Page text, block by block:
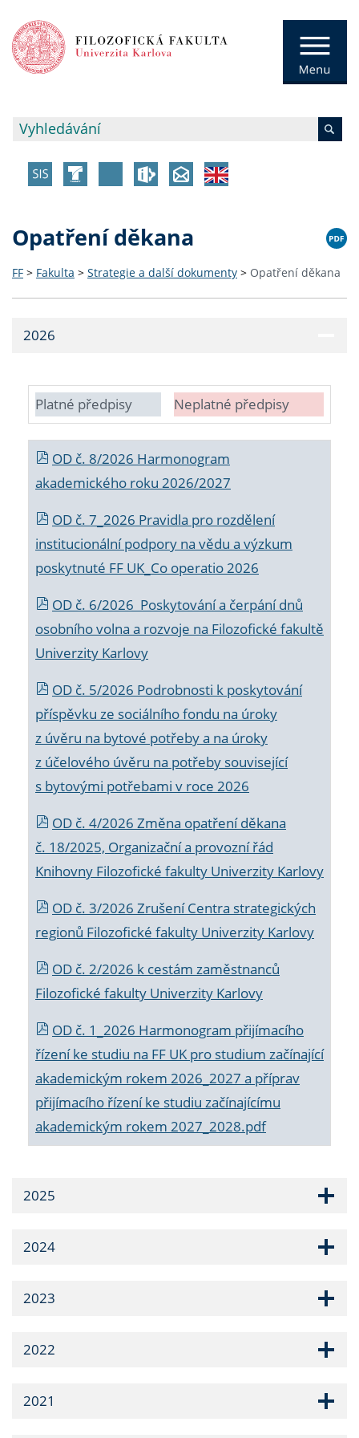
Opatření děkana
FF > Fakulta > Strategie a další dokumenty > Opatření děkana
2026
Platné předpisy Neplatné předpisy
OD č. 8/2026 Harmonogram
akademického roku 2026/2027
OD č. 7_2026 Pravidla pro rozdělení
institucionální podpory na vědu a výzkum
poskytnuté FF UK_Co operatio 2026
OD č. 6/2026 Poskytování a čerpání dnů
osobního volna a rozvoje na Filozofické fakultě
Univerzity Karlovy
OD č. 5/2026 Podrobnosti k poskytování
příspěvku ze sociálního fondu na úroky
z úvěru na bytové potřeby a na úroky
z účelového úvěru na potřeby související
s bytovými potřebami v roce 2026
OD č. 4/2026 Změna opatření děkana
č. 18/2025, Organizační a provozní řád
Knihovny Filozofické fakulty Univerzity Karlovy
OD č. 3/2026 Zrušení Centra strategických
regionů Filozofické fakulty Univerzity Karlovy
OD č. 2/2026 k cestám zaměstnanců
Filozofické fakulty Univerzity Karlovy
OD č. 1_2026 Harmonogram přijímacího
řízení ke studiu na FF UK pro studium začínající
akademickým rokem 2026_2027 a příprav
přijímacího řízení ke studiu začínajícímu
akademickým rokem 2027_2028.pdf
2025
2024
2023
2022
2021